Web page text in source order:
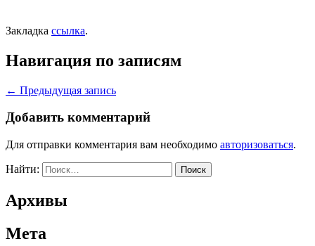
Закладка ссылка.
Навигация по записям
← Предыдущая запись
Добавить комментарий
Для отправки комментария вам необходимо авторизоваться.
Найти:
Архивы
Мета